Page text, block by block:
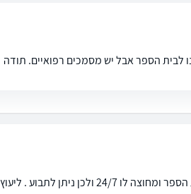
לבית הספר אבל יש מסמכים רפואיים. תודה
שלום ליאור, ביטוח תאונות תלמידים מבטח תלמידים מגיל 3-18 בבית